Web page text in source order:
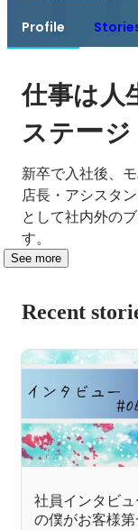
Profile
仕事は人
ステージ
新卒で入社後、
店長・アシスタ
として社内外の
す。
See more
Recent
社員インタビ
の僕がお客様